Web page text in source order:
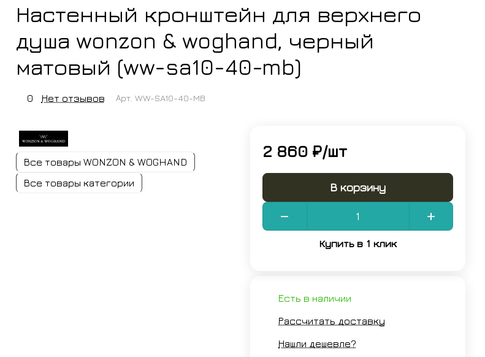
Настенный кронштейн для верхнего
душа wonzon & woghand, черный
матовый (ww-sa10-40-mb)
0 Нет отзывов Арт. WW-SA10-40-MB
Все товары WONZON & WOGHAND
Все товары категории
2 860 ₽/шт
В корзину
Купить в 1 клик
Есть в наличии
Рассчитать доставку
Нашли дешевле?